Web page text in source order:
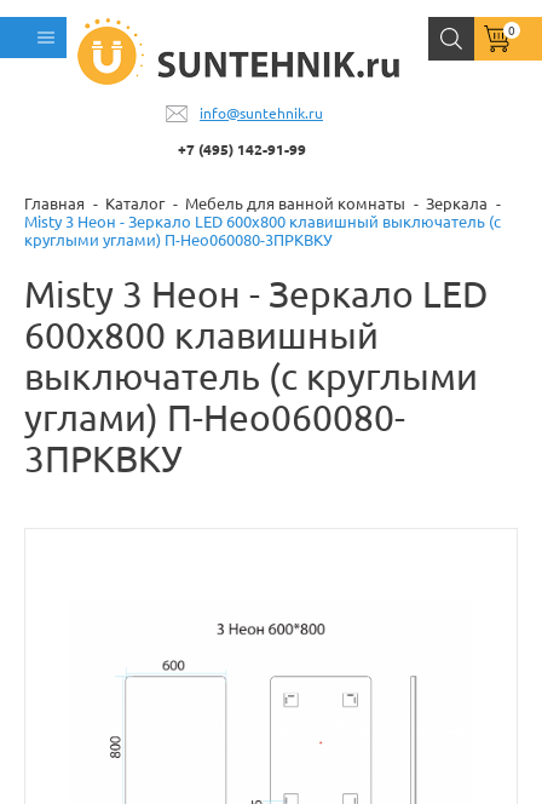
info@suntehnik.ru
+7 (495) 142-91-99
0
Главная Каталог Мебель для ванной комнаты
Зеркала
Misty 3 Неон - Зеркало LED 600х800 клавишный выключатель (с
круглыми углами) П-Нео060080-3ПРКВКУ
Misty 3 Неон - Зеркало LED
600х800 клавишный
выключатель (с круглыми
углами) П-Нео060080-
3ПРКВКУ